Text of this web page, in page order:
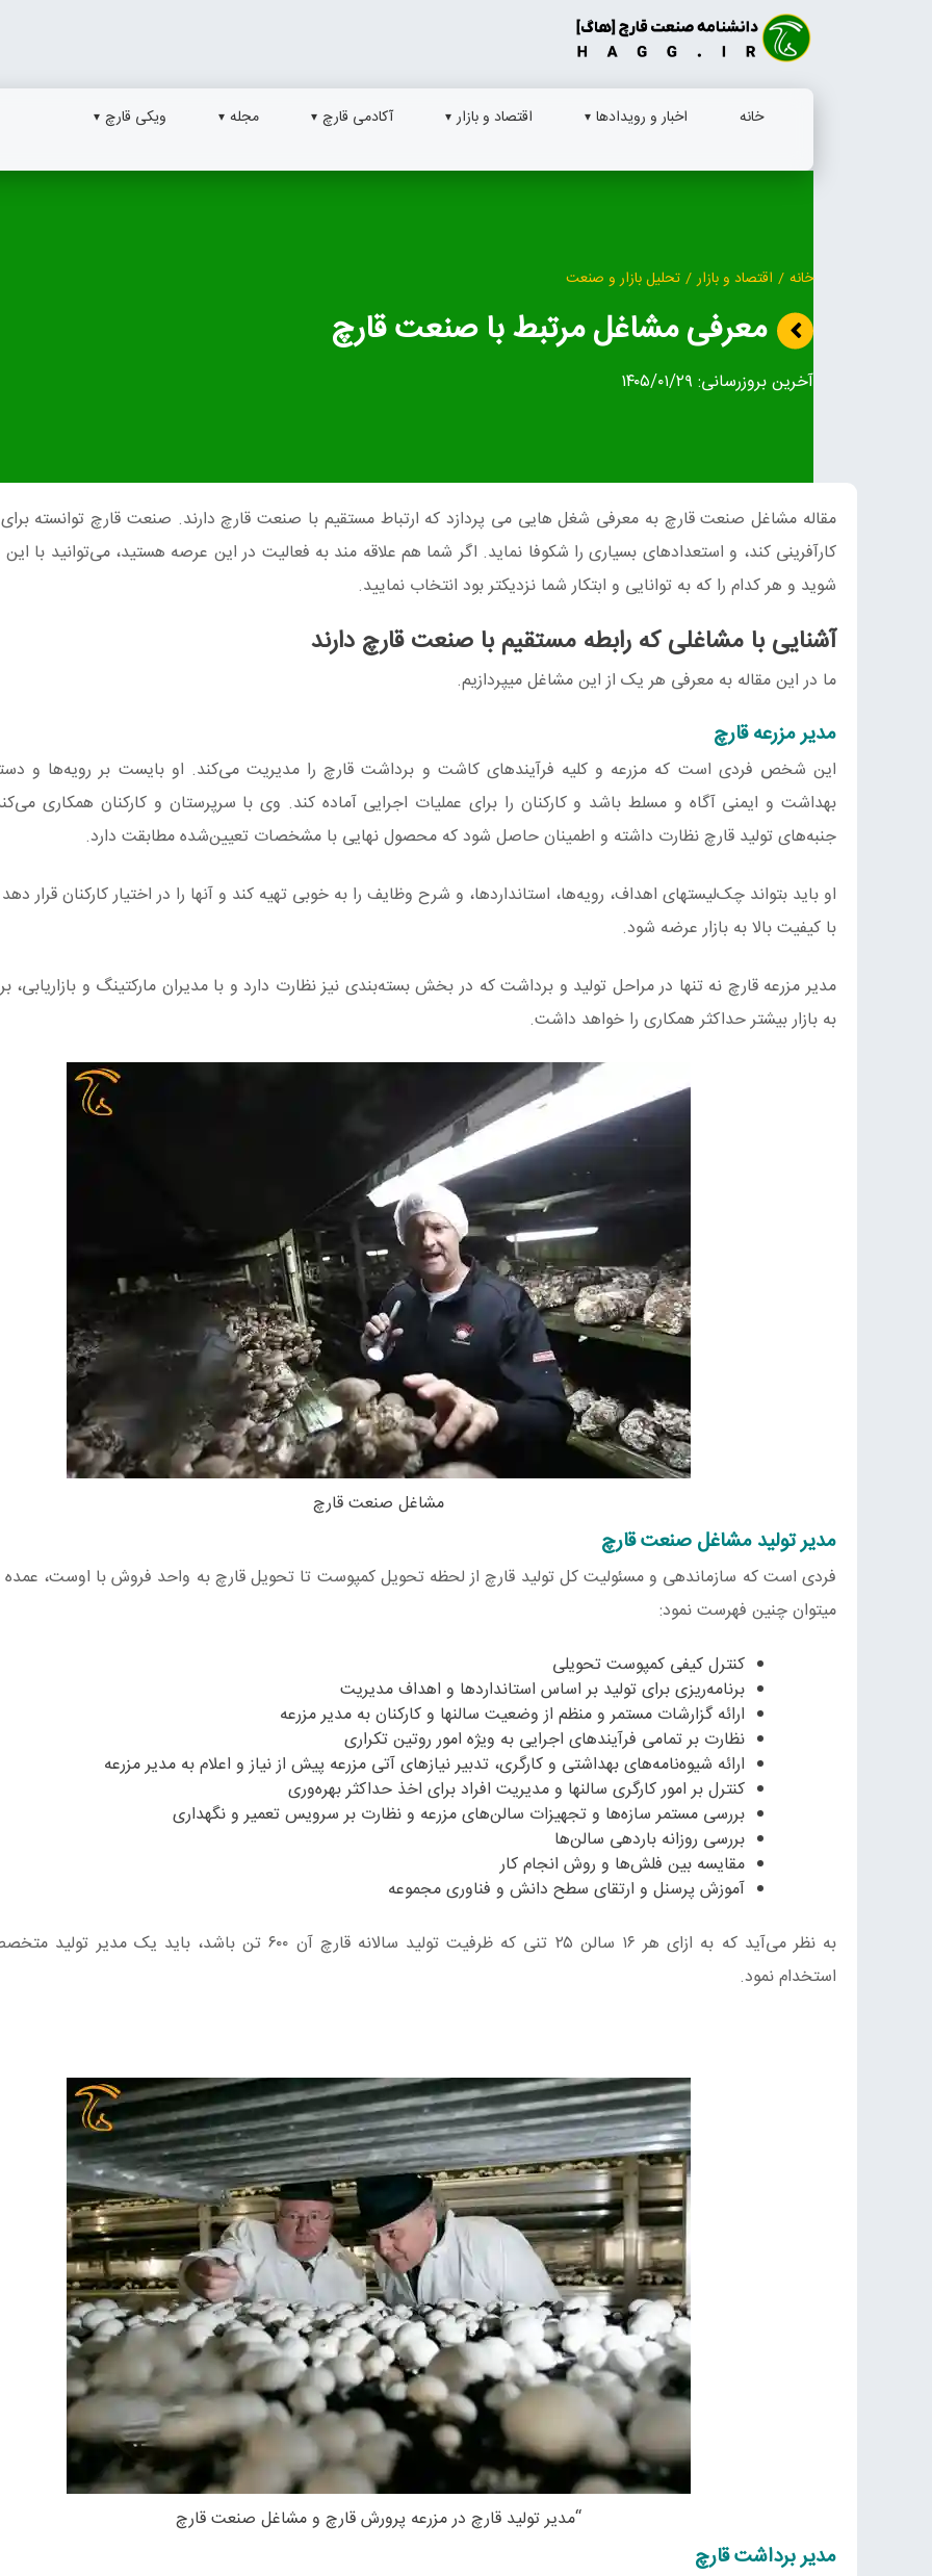
خانه اخبار و رویدادها اقتصاد و بازار آکادمی قارچ مجله ویکی قارچ
خانه / اقتصاد و بازار / تحلیل بازار و صنعت
معرفی مشاغل مرتبط با صنعت قارچ
آخرین بروزرسانی: ۱۴۰۵/۰۱/۲۹
مقاله مشاغل صنعت قارچ به معرفی شغل هایی می پردازد که ارتباط مستقیم با صنعت قارچ دارند. صنعت قارچ توانسته برای
کارآفرینی کند، و استعدادهای بسیاری را شکوفا نماید. اگر شما هم علاقه مند به فعالیت در این عرصه هستید، می‌توانید با
شوید و هر کدام را که به توانایی و ابتکار شما نزدیکتر بود انتخاب نمایید.
آشنایی با مشاغلی که رابطه مستقیم با صنعت قارچ دارند
ما در این مقاله به معرفی هر یک از این مشاغل میپردازیم.
مدیر مزرعه قارچ
این شخص فردی است که مزرعه و کلیه فرآیندهای کاشت و برداشت قارچ را مدیریت می‌کند. او بایست بر رویه‌ها و
بهداشت و ایمنی آگاه و مسلط باشد و کارکنان را برای عملیات اجرایی آماده کند. وی با سرپرستان و کارکنان همکاری
جنبه‌های تولید قارچ نظارت داشته و اطمینان حاصل شود که محصول نهایی با مشخصات تعیین‌شده مطابقت دارد.
او باید بتواند چک‌لیستهای اهداف، رویه‌ها، استانداردها، و شرح وظایف را به خوبی تهیه کند و آنها را در اختیار کارکنان قرار
با کیفیت بالا به بازار عرضه شود.
مدیر مزرعه قارچ نه تنها در مراحل تولید و برداشت که در بخش بسته‌بندی نیز نظارت دارد و با مدیران مارکتینگ و بازاریابی،
به بازار بیشتر حداکثر همکاری را خواهد داشت.
مشاغل صنعت قارچ
مدیر تولید مشاغل صنعت قارچ
فردی است که سازماندهی و مسئولیت کل تولید قارچ از لحظه تحویل کمپوست تا تحویل قارچ به واحد فروش با اوست، عمده
میتوان چنین فهرست نمود:
کنترل کیفی کمپوست تحویلی
برنامه‌ریزی برای تولید بر اساس استانداردها و اهداف مدیریت
ارائه گزارشات مستمر و منظم از وضعیت سالنها و کارکنان به مدیر مزرعه
نظارت بر تمامی فرآیندهای اجرایی به ویژه امور روتین تکراری
ارائه شیوه‌نامه‌های بهداشتی و کارگری، تدبیر نیازهای آتی مزرعه پیش از نیاز و اعلام به مدیر مزرعه
کنترل بر امور کارگری سالنها و مدیریت افراد برای اخذ حداکثر بهره‌وری
بررسی مستمر سازه‌ها و تجهیزات سالن‌های مزرعه و نظارت بر سرویس تعمیر و نگهداری
بررسی روزانه باردهی سالن‌ها
مقایسه بین فلش‌ها و روش انجام کار
آموزش پرسنل و ارتقای سطح دانش و فناوری مجموعه
به نظر می‌آید که به ازای هر ۱۶ سالن ۲۵ تنی که ظرفیت تولید سالانه قارچ آن ۶۰۰ تن باشد، باید
استخدام نمود.
“مدیر تولید قارچ در مزرعه پرورش قارچ و مشاغل صنعت قارچ
مدیر برداشت قارچ